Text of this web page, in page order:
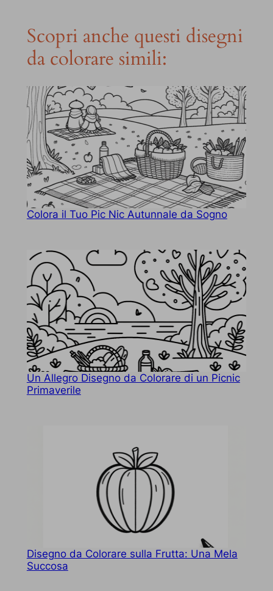
Scopri anche questi disegni
da colorare simili:
Colora il Tuo Pic Nic Autunnale da Sogno
Un Allegro Disegno da Colorare di un Picnic
Primaverile
Disegno da Colorare sulla Frutta: Una Mela
Succosa